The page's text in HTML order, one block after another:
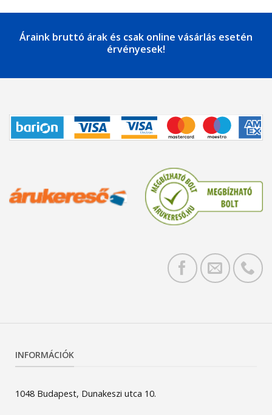
Áraink bruttó árak és csak online vásárlás esetén
érvényesek!
INFORMÁCIÓK
1048 Budapest, Dunakeszi utca 10.